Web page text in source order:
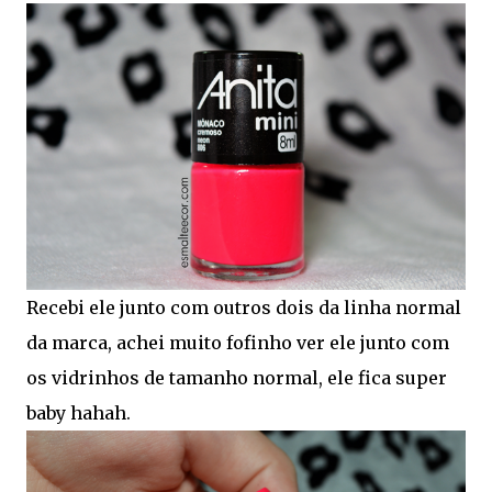
Recebi ele junto com outros dois da linha normal
da marca, achei muito fofinho ver ele junto com
os vidrinhos de tamanho normal, ele fica super
baby hahah.